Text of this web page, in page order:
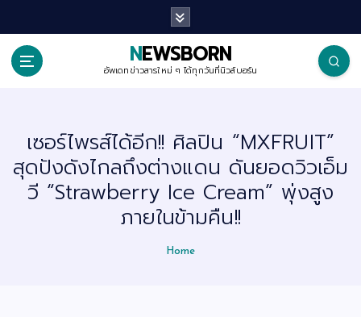
i
NEWSBORN
อัพเดทข่าวสารใหม่ ๆ ได้ทุกวันที่นิวส์บอร์น
เซอร์ไพรส์ได้อีก!! ศิลปิน “MXFRUIT”
สุดปังดังไกลถึงต่างแดน ดันยอดวิวเอ็ม
วี “Strawberry Ice Cream” พุ่งสูง
ภายในข้ามคืน!!
Home